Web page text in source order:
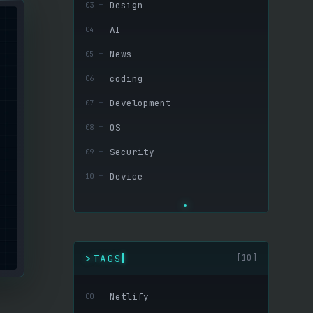
03 ─ Design
04 ─ AI
05 ─ News
06 ─ coding
07 ─ Development
08 ─ OS
09 ─ Security
10 ─ Device
> TAGS [10]
00 ─ Netlify